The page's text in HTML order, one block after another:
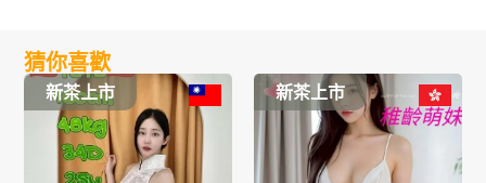
猜你喜歡
新茶上市 新茶上市